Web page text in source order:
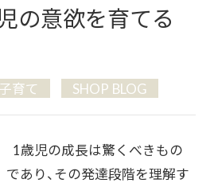
の意欲を育てる
子育て SHOP BLOG
1歳児の成長は驚くべきもの
であり、その発達段階を理解す